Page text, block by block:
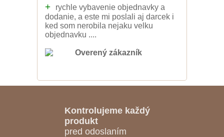
+
rychle vybavenie objednavky a
dodanie, a este mi poslali aj darcek i
ked som nerobila nejaku velku
objednavku ....
Overený zákazník
Kontrolujeme každý
produkt
pred odoslaním